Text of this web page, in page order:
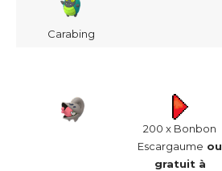
Carabing
200 x Bonbon
Escargaume ou
gratuit à